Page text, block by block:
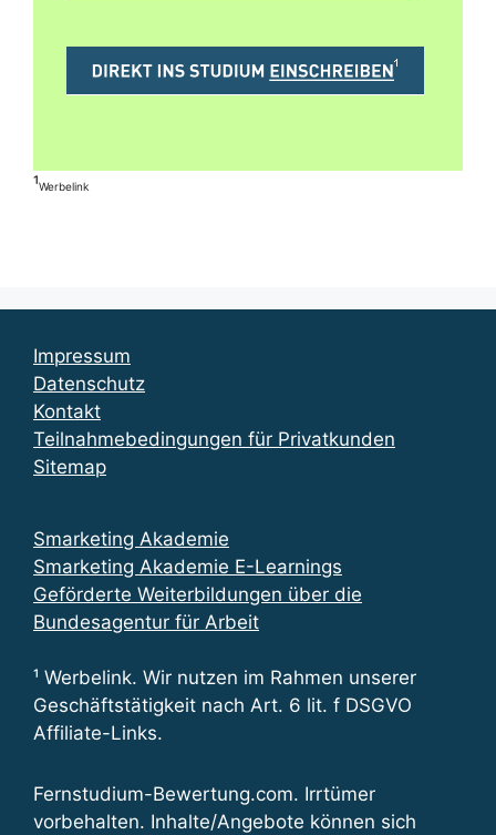
¹Werbelink
Impressum
Datenschutz
Kontakt
Teilnahmebedingungen für Privatkunden
Sitemap
Smarketing Akademie
Smarketing Akademie E-Learnings
Geförderte Weiterbildungen über die
Bundesagentur für Arbeit
¹ Werbelink. Wir nutzen im Rahmen unserer
Geschäftstätigkeit nach Art. 6 lit. f DSGVO
Affiliate-Links.
Fernstudium-Bewertung.com. Irrtümer
vorbehalten. Inhalte/Angebote können sich